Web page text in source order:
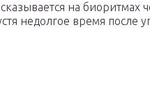
на биоритмах
недолгое время после